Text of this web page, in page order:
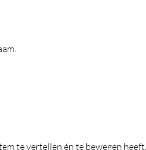
te vertellen én te bewegen heeft.